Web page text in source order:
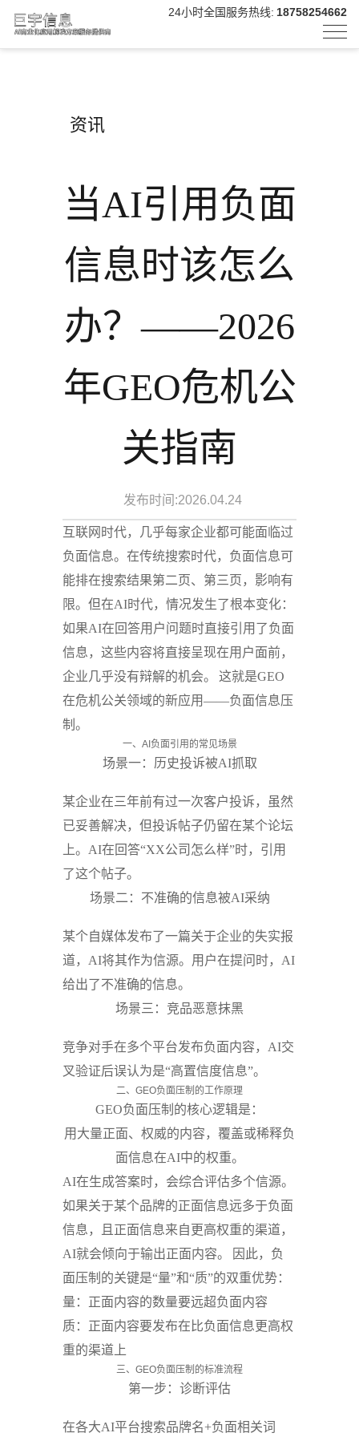
24小时全国服务热线: 18758254662
资讯
当AI引用负面
信息时该怎么
办？——2026
年GEO危机公
关指南
发布时间:2026.04.24
互联网时代，几乎每家企业都可能面临过
负面信息。在传统搜索时代，负面信息可
能排在搜索结果第二页、第三页，影响有
限。但在AI时代，情况发生了根本变化：
如果AI在回答用户问题时直接引用了负面
信息，这些内容将直接呈现在用户面前，
企业几乎没有辩解的机会。
这就是GEO
在危机公关领域的新应用——负面信息压
制。
一、AI负面引用的常见场景
场景一：历史投诉被AI抓取
某企业在三年前有过一次客户投诉，虽然
已妥善解决，但投诉帖子仍留在某个论坛
上。AI在回答“XX公司怎么样”时，引用
了这个帖子。
场景二：不准确的信息被AI采纳
某个自媒体发布了一篇关于企业的失实报
道，AI将其作为信源。用户在提问时，AI
给出了不准确的信息。
场景三：竞品恶意抹黑
竞争对手在多个平台发布负面内容，AI交
叉验证后误认为是“高置信度信息”。
二、GEO负面压制的工作原理
GEO负面压制的核心逻辑是：
用大量正面、权威的内容，覆盖或稀释负
面信息在AI中的权重。
AI在生成答案时，会综合评估多个信源。
如果关于某个品牌的正面信息远多于负面
信息，且正面信息来自更高权重的渠道，
AI就会倾向于输出正面内容。
因此，负
面压制的关键是“量”和“质”的双重优势：
量 ：正面内容的数量要远超负面内容
质：正面内容要发布在比负面信息更高权
重的渠道上
三、GEO负面压制的标准流程
第一步：诊断评估
在各大AI平台搜索品牌名+负面相关词